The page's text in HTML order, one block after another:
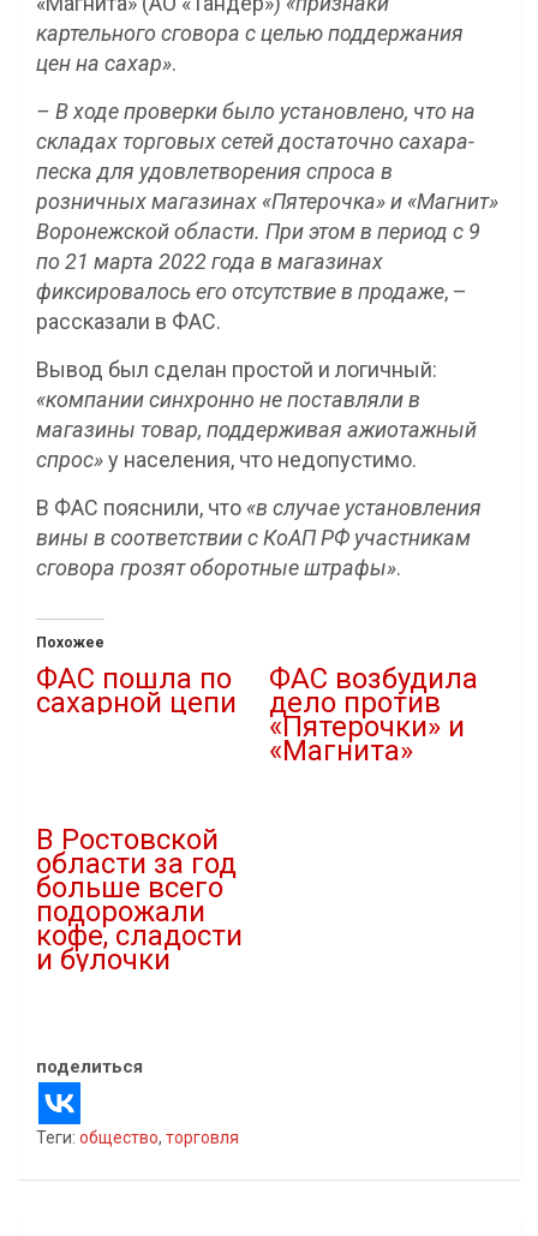
картельного сговора с целью поддержания
цен на сахар».
– В ходе проверки было установлено, что на
складах торговых сетей достаточно сахара-
песка для удовлетворения спроса в
розничных магазинах «Пятерочка» и «Магнит»
Воронежской области. При этом в период с 9
по 21 марта 2022 года в магазинах
фиксировалось его отсутствие в продаже, –
рассказали в ФАС.
Вывод был сделан простой и логичный:
«компании синхронно не поставляли в
магазины товар, поддерживая ажиотажный
спрос»у населения, что недопустимо.
В ФАС пояснили, что «в случае установления
вины в соответствии с КоАП РФ участникам
сговора грозят оборотные штрафы».
Похожее
ФАС пошла по
сахарной цепи
ФАС возбудила
дело против
«Пятерочки» и
«Магнита»
В Ростовской
области за год
больше всего
подорожали
кофе, сладости
и булочки
поделиться
Теги: общество, торговля